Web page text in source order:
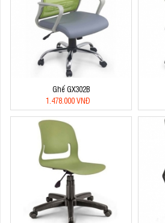
Ghế GX302B
1.478.000 VNĐ